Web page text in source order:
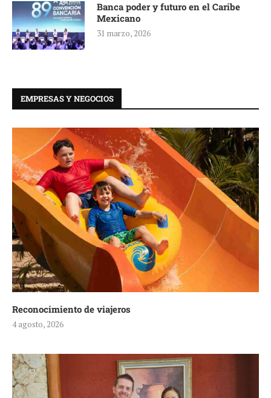
Banca poder y futuro en el Caribe
Mexicano
31 marzo, 2026
EMPRESAS Y NEGOCIOS
Reconocimiento de viajeros
4 agosto, 2026